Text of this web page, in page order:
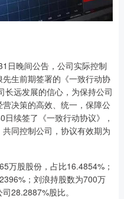
日晚间公告，公司实际控制
生前期签署的《一致行动协
远发展的信心，为保持公司
决策的高效、统一，保障公
续签了《一致行动协议》，
同控制公司，协议有效期为
万股股份，占比16.4854%；
；刘浪持股数为700万
28.2887%股比。